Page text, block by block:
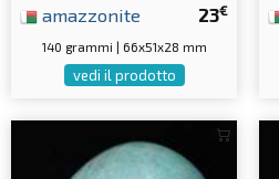
23€
amazzonite
140 grammi | 66x51x28 mm
vedi il prodotto